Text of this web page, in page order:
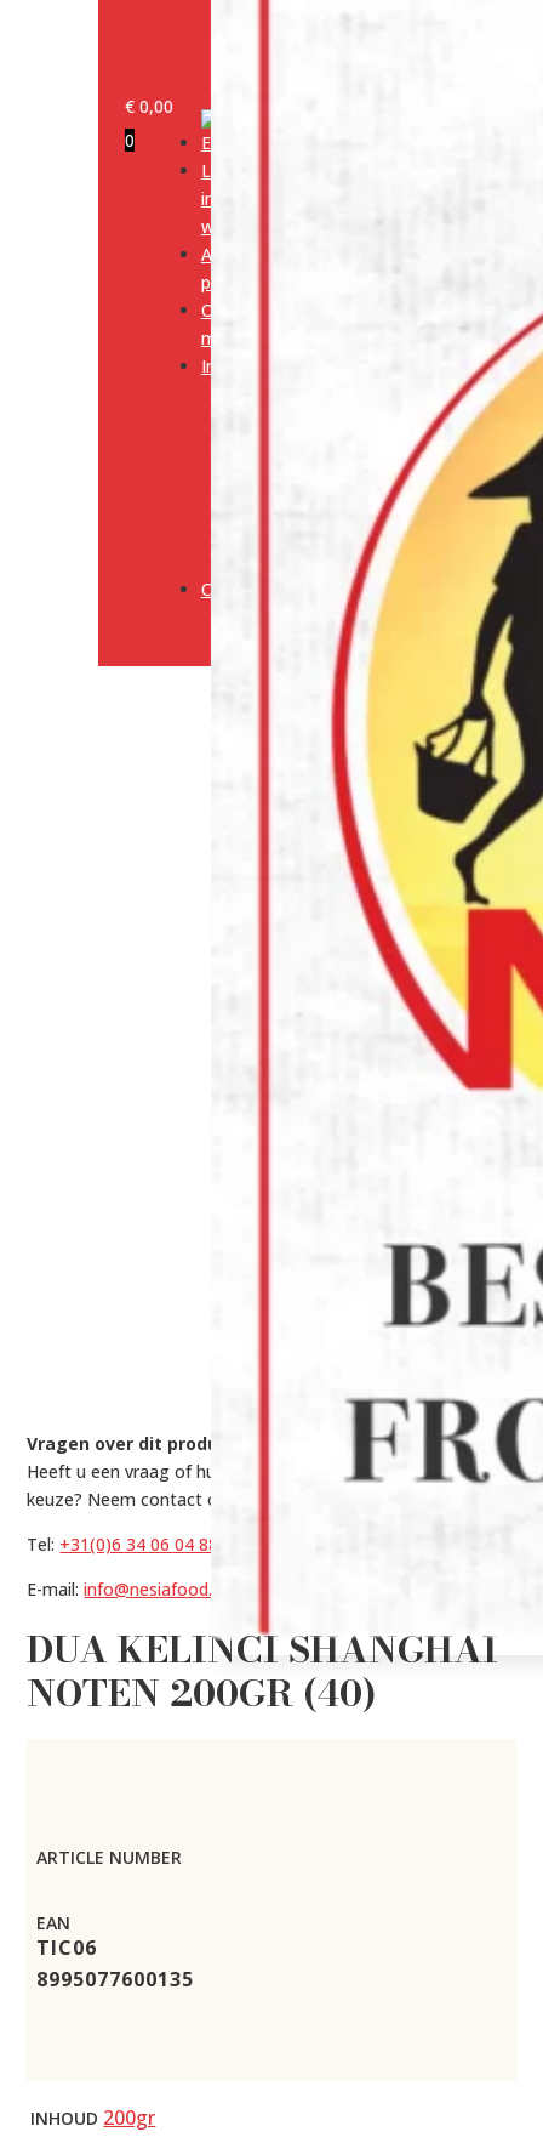
€ 0,00
0
Log
in/klant
worden
Alle
producten
Onze
merken
Informatie
Verzendingsbeleid
Retourneringsbeleid
Contact
Vragen over dit product?
Heeft u een vraag of hulp nodig bij het maken van een
keuze? Neem contact op met onze experts via:
Tel: +31(0)6 34 06 04 88
E-mail:info@nesiafood.nl
DUA KELINCI SHANGHAI
NOTEN 200GR (40)
ARTICLE NUMBER
EAN
TIC06
8995077600135
INHOUD 200gr